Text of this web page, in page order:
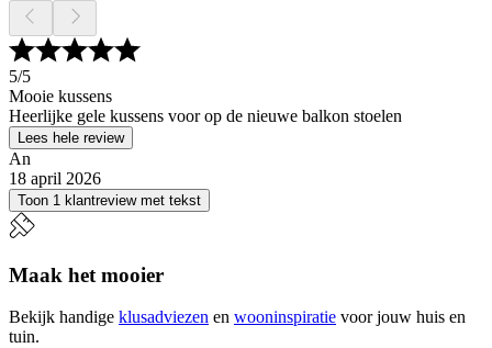
5/5
Mooie kussens
Heerlijke gele kussens voor op de nieuwe balkon stoelen
Lees hele review
An
18 april 2026
Toon 1 klantreview met tekst
Maak het mooier
Bekijk handige klusadviezen en wooninspiratie voor jouw huis en
tuin.